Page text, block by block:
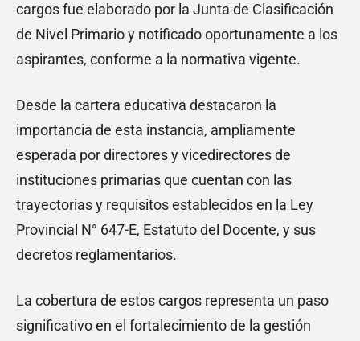
cargos fue elaborado por la Junta de Clasificación
de Nivel Primario y notificado oportunamente a los
aspirantes, conforme a la normativa vigente.
Desde la cartera educativa destacaron la
importancia de esta instancia, ampliamente
esperada por directores y vicedirectores de
instituciones primarias que cuentan con las
trayectorias y requisitos establecidos en la Ley
Provincial N° 647-E, Estatuto del Docente, y sus
decretos reglamentarios.
La cobertura de estos cargos representa un paso
significativo en el fortalecimiento de la gestión